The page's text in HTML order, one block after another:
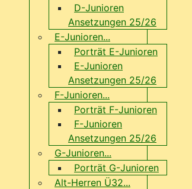
D-Junioren
Ansetzungen 25/26
E-Junioren...
Porträt E-Junioren
E-Junioren
Ansetzungen 25/26
F-Junioren...
Porträt F-Junioren
F-Junioren
Ansetzungen 25/26
G-Junioren...
Porträt G-Junioren
Alt-Herren Ü32...